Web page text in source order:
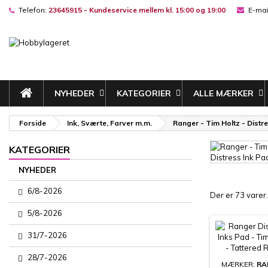
Telefon: 23645915 - Kundeservice mellem kl. 15:00 og 19:00 E-
NYHEDER KATEGORIER ALLE MÆRKER
Forside Ink, Sværte, Farver m.m. Ranger - Tim Holtz -
KATEGORIER
NYHEDER
6/8-2026
5/8-2026
31/7-2026
28/7-2026
Der er 73 varer.
MÆRKER: